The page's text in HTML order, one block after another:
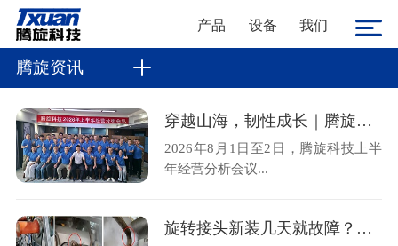
产品 设备 我们
腾旋资讯
穿越山海，韧性成长｜腾旋科技2026上半年经营分析会顺利召开
2026年8月1日至2日，腾旋科技上半
年经营分析会议...
旋转接头新装几天就故障？金属软管不规范安装是主因